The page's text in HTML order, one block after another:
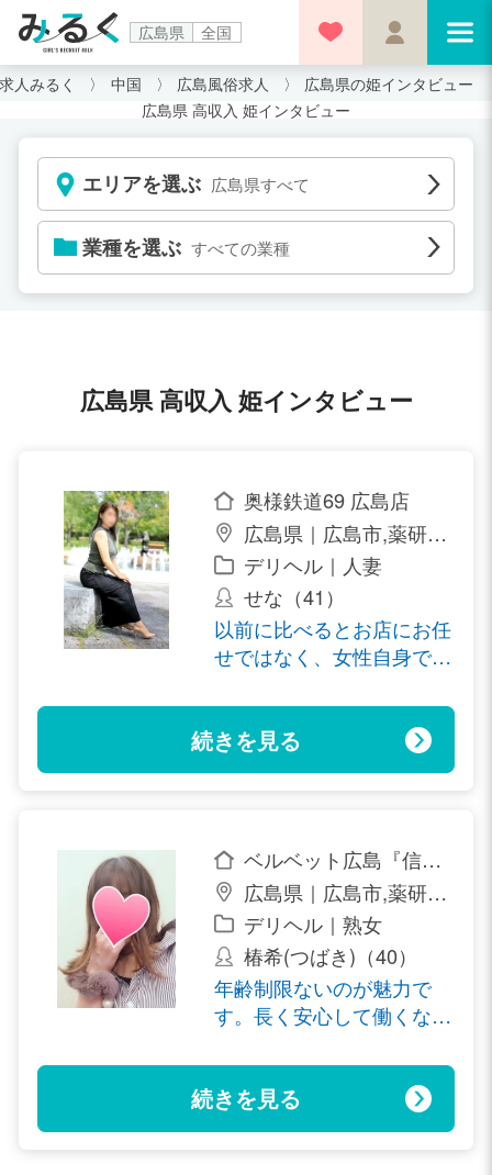
広島県 全国
人みるく 中国 広島風俗求人
広島県の姫インタビュー
広島県 高収入 姫インタビュー
エリアを選ぶ 広島県すべて
業種を選ぶ すべての業種
広島県 高収入 姫インタビュー
奥様鉄道69 広島店
広島県｜広島市,薬研堀,
流川
デリヘル｜人妻
せな（41）
以前に比べるとお店にお任
せではなく、女性自身でア
増えました。 ですがスト
イックに取り組んだ分は必
ずお給料がついてくると思
って一緒に考えてください
ます。 一度お話を聞かれ
るだけでも良いかもしれま
せんね。
続きを見る
ベルベット広島『信頼
の証ヴィーナスグルー
プ』
広島県｜広島市,薬研堀,
流川
デリヘル｜熟女
椿希(つばき)（40）
年齢制限ないのが魅力で
す。長く安心して働くなら
続きを見る